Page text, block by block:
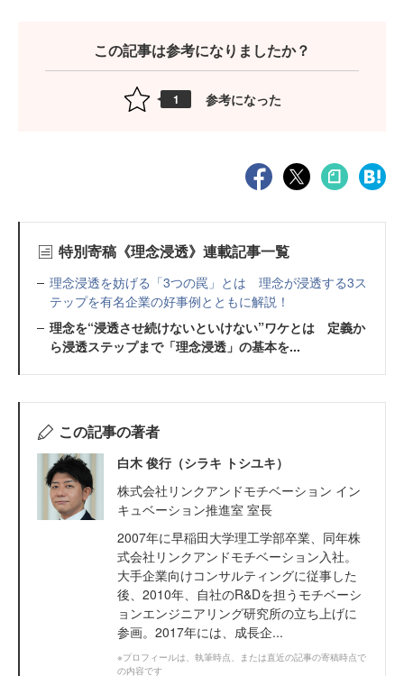
この記事は参考になりましたか？
1 参考になった
特別寄稿《理念浸透》連載記事一覧
理念浸透を妨げる「3つの罠」とは 理念が浸透する3ス
テップを有名企業の好事例とともに解説！
理念を“浸透させ続けないといけない”ワケとは 定義か
ら浸透ステップまで「理念浸透」の基本を...
この記事の著者
白木 俊行（シラキ トシユキ）
株式会社リンクアンドモチベーション イン
キュベーション推進室 室長
2007年に早稲田大学理工学部卒業、同年株
式会社リンクアンドモチベーション入社。
大手企業向けコンサルティングに従事した
後、2010年、自社のR&Dを担うモチベーシ
ョンエンジニアリング研究所の立ち上げに
参画。2017年には、成長企...
※プロフィールは、執筆時点、または直近の記事の寄稿時点で
の内容です